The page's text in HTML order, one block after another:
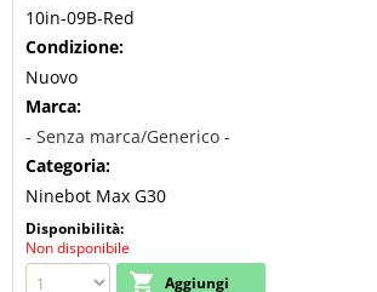
10in-09B-Red
Condizione:
Nuovo
Marca:
- Senza marca/Generico -
Categoria:
Ninebot Max G30
Disponibilità:
Non disponibile